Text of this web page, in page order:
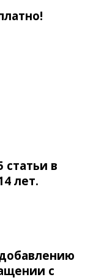
статьи в
лет.
с